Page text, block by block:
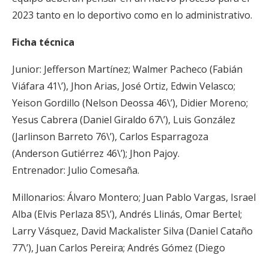
2023 tanto en lo deportivo como en lo administrativo.
Ficha técnica
Junior: Jefferson Martínez; Walmer Pacheco (Fabián
Viáfara 41\’), Jhon Arias, José Ortiz, Edwin Velasco;
Yeison Gordillo (Nelson Deossa 46\’), Didier Moreno;
Yesus Cabrera (Daniel Giraldo 67\’), Luis González
(Jarlinson Barreto 76\’), Carlos Esparragoza
(Anderson Gutiérrez 46\’); Jhon Pajoy.
Entrenador: Julio Comesaña.
Millonarios: Álvaro Montero; Juan Pablo Vargas, Israel
Alba (Elvis Perlaza 85\’), Andrés Llinás, Omar Bertel;
Larry Vásquez, David Mackalister Silva (Daniel Cataño
77\’), Juan Carlos Pereira; Andrés Gómez (Diego